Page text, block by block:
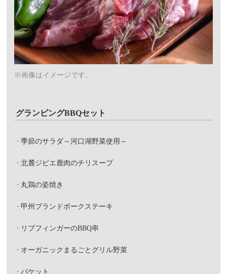
※画像はイメージです。
グランピングBBQセット
季節のサラダ～河口湖野菜使用～
北麓ジビエ鹿肉のチリスープ
丸鶏の姿焼き
甲州ブランドポークステーキ
リブフィンガーのBBQ串
オーガニックまるごとグリル野菜
バケット